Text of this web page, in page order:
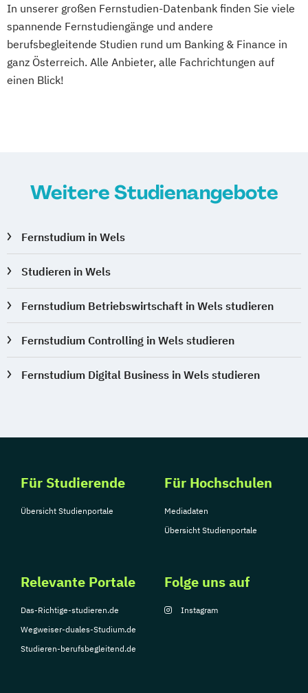
International Management (DE/EN)
Internationales Marketing
Journalismus und digitale Kommunikation
Kindheitspädagogik
Logistikmanagement Logopädie
Management (DE/EN)
Marketing und digitale Medien
Marketingmanagement Maschinenbau
Master of Business Administration (DE/EN)
Mediation und Konfliktmanagement
Medizinische Informatik Medizintechnik
Nachhaltiges Management
New Work
Online Marketing (DE/EN)
Online-Marketing und E-Commerce
Personalmanagement
Pflegemanagement
Pflegepädagogik
Physiotherapie
Product Management (DE/EN)
In unserer großen Fernstudien-Datenbank finden Sie viele
spannende Fernstudiengänge und andere
berufsbegleitende Studien rund um Banking & Finance in
ganz Österreich. Alle Anbieter, alle Fachrichtungen auf
einen Blick!
Weitere Studienangebote
Fernstudium in Wels
Studieren in Wels
Fernstudium Betriebswirtschaft in Wels studieren
Fernstudium Controlling in Wels studieren
Fernstudium Digital Business in Wels studieren
Für Studierende
Übersicht Studienportale
Für Hochschulen
Mediadaten
Übersicht Studienportale
Relevante Portale
Das-Richtige-studieren.de
Wegweiser-duales-Studium.de
Studieren-berufsbegleitend.de
Folge uns auf
Instagram